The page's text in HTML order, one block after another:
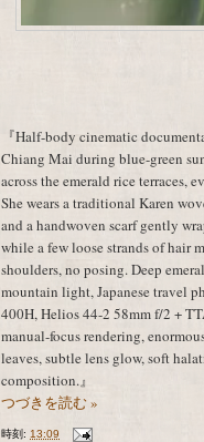
『Half-body cinematic
Chiang Mai during blue-green
across the emerald rice terraces,
She wears a traditional Karen
and a handwoven scarf gently
while a few loose strands of hair
shoulders, no posing. Deep
mountain light, Japanese travel
400H, Helios 44-2 58mm f/2 +
manual-focus rendering,
leaves, subtle lens glow, soft
composition.』
つづきを読む »
時刻: 13:09